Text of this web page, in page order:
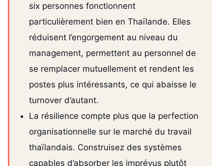
six personnes fonctionnent
particulièrement bien en Thaïlande. Elles
réduisent l’engorgement au niveau du
management, permettent au personnel de
se remplacer mutuellement et rendent les
postes plus intéressants, ce qui abaisse le
turnover d’autant.
La résilience compte plus que la perfection
organisationnelle sur le marché du travail
thaïlandais. Construisez des systèmes
capables d’absorber les imprévus plutôt